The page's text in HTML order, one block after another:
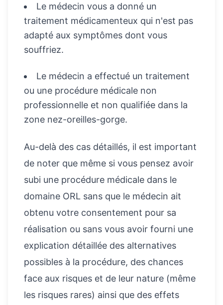
Le médecin vous a donné un
traitement médicamenteux qui n'est pas
adapté aux symptômes dont vous
souffriez.
Le médecin a effectué un traitement
ou une procédure médicale non
professionnelle et non qualifiée dans la
zone nez-oreilles-gorge.
Au-delà des cas détaillés, il est important
de noter que même si vous pensez avoir
subi une procédure médicale dans le
domaine ORL sans que le médecin ait
obtenu votre consentement pour sa
réalisation ou sans vous avoir fourni une
explication détaillée des alternatives
possibles à la procédure, des chances
face aux risques et de leur nature (même
les risques rares) ainsi que des effets